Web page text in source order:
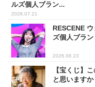
ルズ個人ブラン...
2026.07.21
RESCENE
ズ個人ブラ
2026.06.23
【宝くじ】
と思いますか